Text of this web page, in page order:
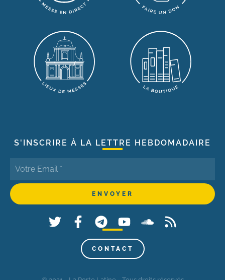
S'INSCRIRE À LA LETTRE HEBDOMADAIRE
CONTACT